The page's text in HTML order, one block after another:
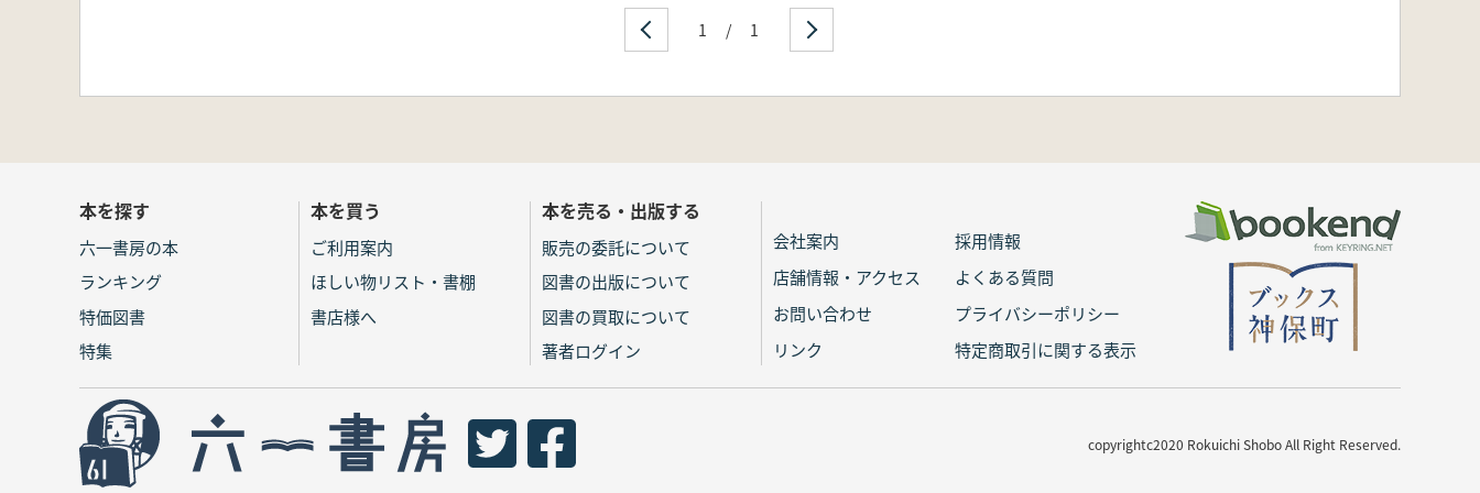
1 / 1
本を探す
六一書房の本
ランキング
特価図書
特集
本を買う
ご利用案内
ほしい物リスト・書棚
書店様へ
本を売る・出版する
販売の委託について
図書の出版について
図書の買取について
著者ログイン
会社案内
採用情報
店舗情報・アクセス
よくある質問
お問い合わせ
プライバシーポリシー
リンク
特定商取引に関する表示
copyrightc2020 Rokuichi Shobo All Right Reserved.